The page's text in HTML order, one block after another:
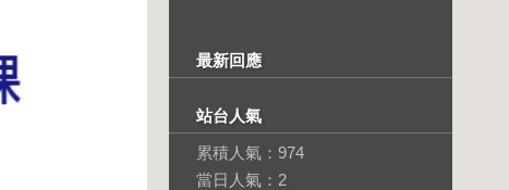
最新回應
站台人氣
累積人氣： 974
當日人氣： 2